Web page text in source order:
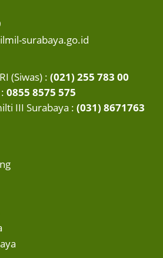
surabaya.go.id
(Siwas) : (021) 255 783 00
0855 8575 575
III Surabaya : (031) 8671763